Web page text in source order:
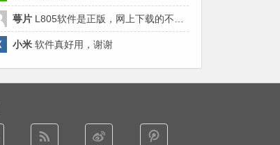
萼片L805软件是正版，网上下载的不好用，来这里清零来对了哈。
小米软件真好用，谢谢